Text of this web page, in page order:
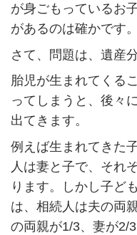
が身ごもっているお
があるのは確かです。
さて、問題は、遺産
胎児が生まれてくる
ってしまうと、後々
出てきます。
例えば生まれてきた
人は妻と子で、それ
ります。しかし子ど
は、相続人は夫の両
の両親が1/3、妻が2/3